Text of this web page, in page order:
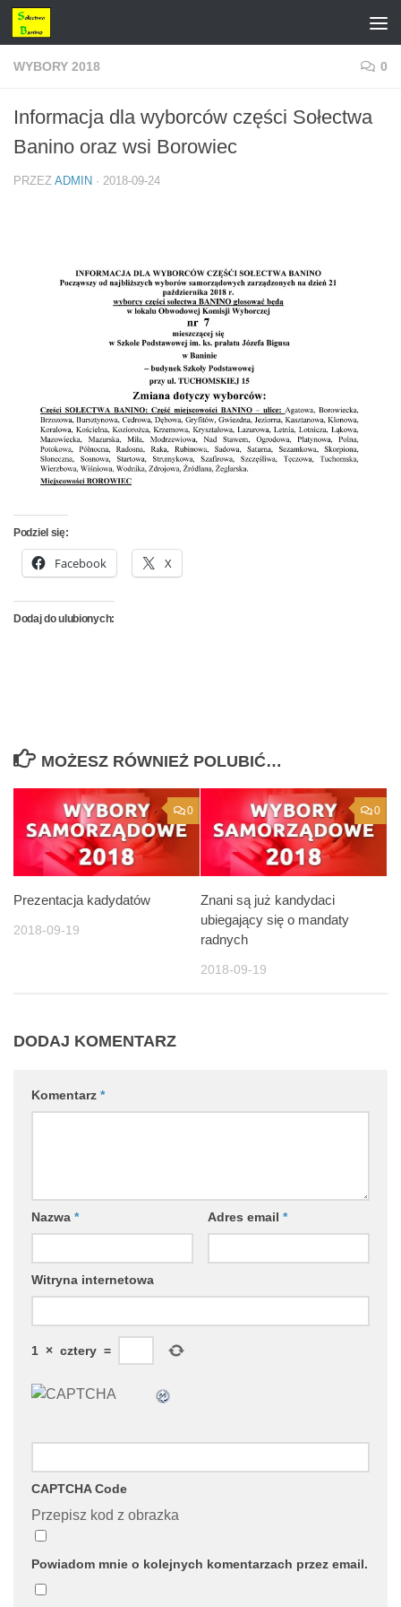
Przejdź do treści
WYBORY 2018 0
Informacja dla wyborców części Sołectwa
Banino oraz wsi Borowiec
PRZEZ ADMIN · 2018-09-24
Podziel się:
Facebook X
Dodaj do ulubionych:
MOŻESZ RÓWNIEŻ POLUBIĆ…
0
Prezentacja kadydatów
2018-09-19
0
Znani są już kandydaci
ubiegający się o mandaty
radnych
2018-09-19
DODAJ KOMENTARZ
Komentarz *
Nazwa * Adres email *
Witryna internetowa
1 × cztery =
CAPTCHA Code
Przepisz kod z obrazka
Powiadom mnie o kolejnych komentarzach przez email.